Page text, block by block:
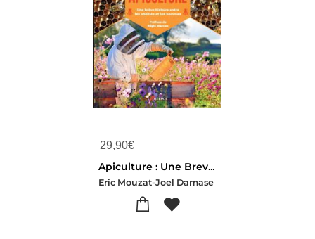
29,90€
Apiculture : Une Breve Histoire Entre Les Abeilles Et Les Hommes
Eric Mouzat-Joel Damase